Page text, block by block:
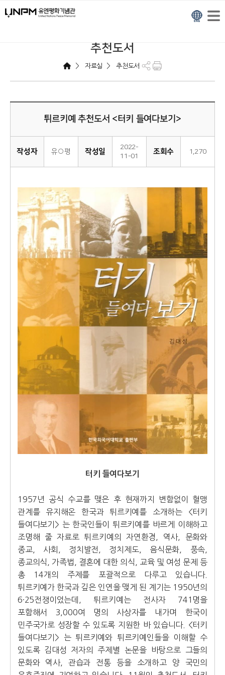
추천도서
> 자료실 > 추천도서
튀르키예 추천도서 <터키 들여다보기>
작성자 유○평 작성일
2022-
11-01
조회수 1,270
터키 들여다보기
1957년 공식 수교를 맺은 후 현재까지 변함없이 혈맹
관계를 유지해온 한국과 튀르키예를 소개하는 <터키
들여다보기> 는 한국인들이 튀르키예를 바르게 이해하고
조명해 줄 자료로 튀르키예의 자연환경, 역사, 문화와
종교, 사회, 정치발전, 정치제도, 음식문화, 풍속,
종교의식, 가족법, 결혼에 대한 의식, 교육 및 여성 문제 등
총 14개의 주제를 포괄적으로 다루고 있습니다.
튀르키예가 한국과 깊은 인연을 맺게 된 계기는 1950년의
6·25전쟁이었는데, 튀르키예는 전사자 741명을
포함해서 3,000여 명의 사상자를 내가며 한국이
민주국가로 성장할 수 있도록 지원한 바 있습니다. <터키
들여다보기> 는 튀르키예와 튀르키예인들을 이해할 수
있도록 김대성 저자의 주제별 논문을 바탕으로 그들의
문화와 역사, 관습과 전통 등을 소개하고 양 국민의